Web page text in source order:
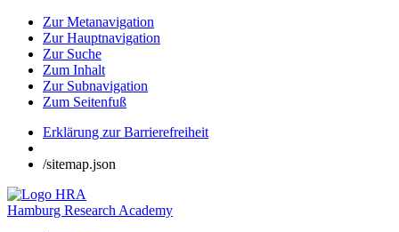
Zur Metanavigation
Zur Hauptnavigation
Zur Suche
Zum Inhalt
Zur Subnavigation
Zum Seitenfuß
Erklärung zur Barrierefreiheit
/sitemap.json
Hamburg Research Academy